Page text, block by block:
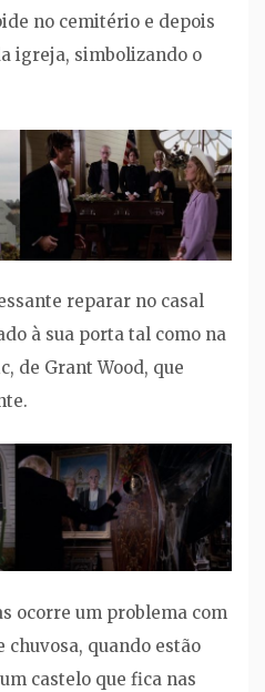
no cemitério e depois
igreja, simbolizando o
reparar no casal
à sua porta tal como na
de Grant Wood, que
ocorre um problema com
chuvosa, quando estão
castelo que fica nas